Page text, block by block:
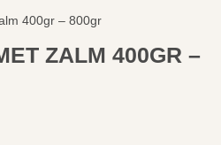
400gr – 800gr
ZALM 400GR –